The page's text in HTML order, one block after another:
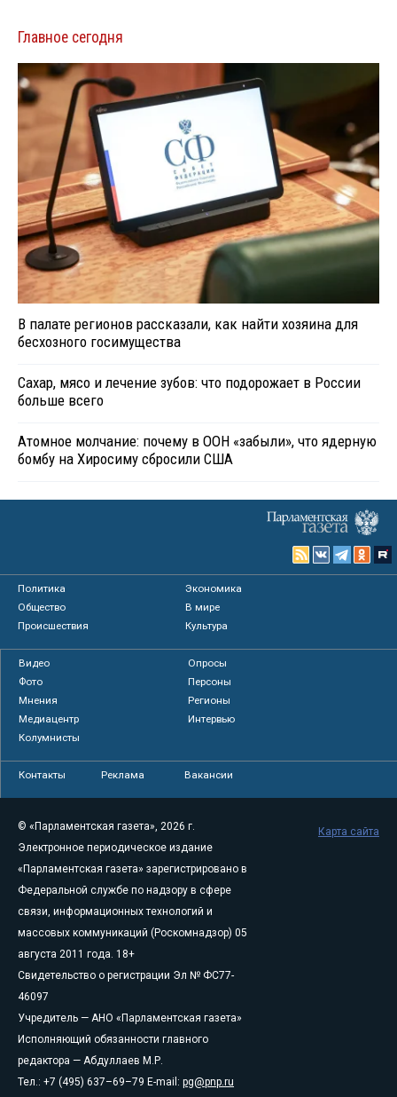
Главное сегодня
В палате регионов рассказали, как найти хозяина для
бесхозного госимущества
Сахар, мясо и лечение зубов: что подорожает в России
больше всего
Атомное молчание: почему в ООН «забыли», что ядерную
бомбу на Хиросиму сбросили США
Политика
Экономика
Общество
В мире
Происшествия
Культура
Видео
Опросы
Фото
Персоны
Мнения
Регионы
Медиацентр
Интервью
Колумнисты
Контакты Реклама Вакансии
© «Парламентская газета», 2026 г.
Электронное периодическое издание
«Парламентская газета» зарегистрировано в
Федеральной службе по надзору в сфере
связи, информационных технологий и
массовых коммуникаций (Роскомнадзор) 05
августа 2011 года. 18+
Свидетельство о регистрации Эл № ФС77-
46097
Учредитель — АНО «Парламентская газета»
Исполняющий обязанности главного
редактора — Абдуллаев М.Р.
Тел.: +7 (495) 637–69–79 E-mail: pg@pnp.ru
Карта сайта